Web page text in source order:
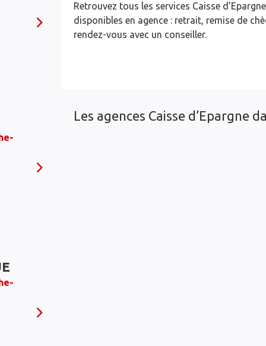
Retrouvez tous les services Caisse d’Epargne
disponibles en agence : retrait, remise de
rendez-vous avec un conseiller.
Les agences Caisse d’Epargne